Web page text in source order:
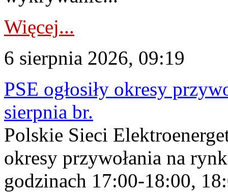
Więcej...
6 sierpnia 2026, 09:19
PSE ogłosiły okresy
sierpnia br.
Polskie Sieci
okresy przywołania na
godzinach 17:00-18:00,